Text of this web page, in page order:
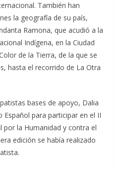
También han
la geografía de su país,
Ramona, que acudió a la
Indígena, en la Ciudad
de la Tierra, de la que se
hasta el recorrido de La Otra
bases de apoyo, Dalia
Español para participar en el II
por la Humanidad y contra el
edición se había realizado